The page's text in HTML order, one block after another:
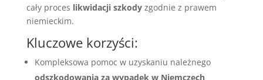
cały proces likwidacji szkodyzgodnie z prawem
niemieckim.
Kluczowe korzyści:
Kompleksowa pomoc w uzyskaniu należnego
odszkodowania za wypadek w Niemczech